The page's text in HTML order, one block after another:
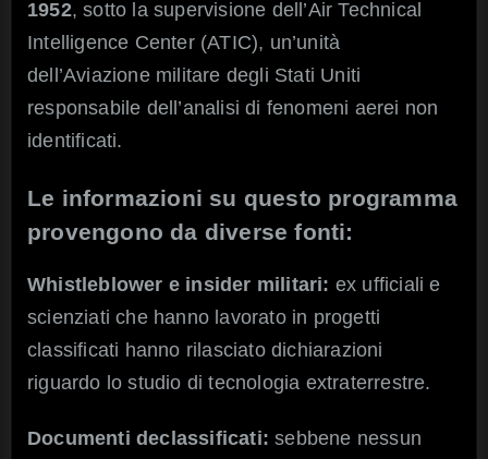
1952, sotto la supervisione dell’Air Technical
Intelligence Center (ATIC), un’unità
dell’Aviazione militare degli Stati Uniti
responsabile dell’analisi di fenomeni aerei non
identificati.
Le informazioni su questo programma
provengono da diverse fonti:
Whistleblower e insider militari: ex ufficiali e
scienziati che hanno lavorato in progetti
classificati hanno rilasciato dichiarazioni
riguardo lo studio di tecnologia extraterrestre.
Documenti declassificati: sebbene nessun